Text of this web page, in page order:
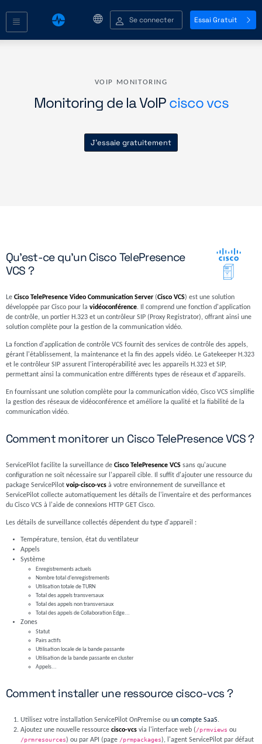
Se connecter Essai Gratuit
VOIP MONITORING
Monitoring de la VoIPcisco vcs
J'essaie gratuitement
Qu'est-ce qu'un Cisco TelePresence
VCS ?
Le Cisco TelePresence Video Communication Server(Cisco VCS) est une solution
développée par Cisco pour la vidéoconférence. Il comprend une fonction d'application
de contrôle, un portier H.323 et un contrôleur SIP (Proxy Registrator), offrant ainsi une
solution complète pour la gestion de la communication vidéo.
La fonction d'application de contrôle VCS fournit des services de contrôle des appels,
gérant l'établissement, la maintenance et la fin des appels vidéo. Le Gatekeeper H.323
et le contrôleur SIP assurent l'interopérabilité avec les appareils H.323 et SIP,
permettant ainsi la communication entre différents types de réseaux et d'appareils.
En fournissant une solution complète pour la communication vidéo, Cisco VCS simplifie
la gestion des réseaux de vidéoconférence et améliore la qualité et la fiabilité de la
communication vidéo.
Comment monitorer un Cisco TelePresence VCS ?
ServicePilot facilite la surveillance de Cisco TelePresence VCSsans qu'aucune
configuration ne soit nécessaire sur l'appareil cible. Il suffit d'ajouter une ressource du
package ServicePilot voip-cisco-vcsà votre environnement de surveillance et
ServicePilot collecte automatiquement les détails de l'inventaire et des performances
du Cisco VCS à l'aide de connexions HTTP GET Cisco.
Les détails de surveillance collectés dépendent du type d'appareil :
Température, tension, état du ventilateur
Appels
Système
Enregistrements actuels
Nombre total d'enregistrements
Utilisation totale de TURN
Total des appels transversaux
Total des appels non transversaux
Total des appels de Collaboration Edge...
Zones
Statut
Pairs actifs
Utilisation locale de la bande passante
Utilisation de la bande passante en cluster
Appels...
Comment installer une ressource cisco-vcs ?
Utilisez votre installation ServicePilot OnPremise ouun compte SaaS.
Ajoutez une nouvelle ressourcecisco-vcs via l'interface web (/prmviews ou
/prmresources) ou par API (page /prmpackages), l'agent ServicePilot par défaut